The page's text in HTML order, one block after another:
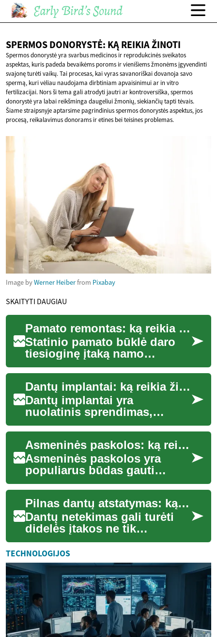
SPERMOS DONORYSTĖ: KĄREIKIA ŽINOTI
Spermos donorystė yra svarbus medicinos ir reprodukcinės sveikatos
aspektas, kuris padeda bevaikėms poroms ir vienišiems žmonėms įgyvendinti
svajonę turėti vaikų. Tai procesas, kai vyras savanoriškai dovanoja savo
spermą, kuri vėliau naudojama dirbtiniam apvaisinimui ar in vitro
fertilizacijai. Nors ši tema gali atrodyti jautri ar kontroversiška, spermos
donorystė yra labai reikšminga daugeliui žmonių, siekiančių tapti tėvais.
Šiame straipsnyje aptarsime pagrindinius spermos donorystės aspektus, jos
procesą, reikalavimus donorams ir etines bei teisines problemas.
Image byWerner Heiberfrom Pixabay
SKAITYTI DAUGIAU
Pamato remontas: ką reikia žinoti apie namo pamatus
Statinio pamato būklė daro
tiesioginę įtaką namo
saugumui, komfortui ir
ilgaamžiškumui. Ankstyvas
problemų atpažinima...
Dantų implantai: ką reikia žinoti prieš procedūrą
Dantų implantai yra
nuolatinis sprendimas,
skirtas pakeisti prarastus
dantis ir atkurti kramtymo
funkciją bei estetik...
Asmeninės paskolos: ką reikia žinoti prieš skolinantis
Asmeninės paskolos yra
populiarus būdas gauti
papildomų lėšų įvairiems
poreikiams patenkinti.
Nesvarbu, ar norite fin...
Pilnas dantų atstatymas: ką reikia žinoti?
Dantų netekimas gali turėti
didelės įtakos ne tik
kramtymo funkcijai, bet ir
bendrai burnos ertmės
sveikatai, estetik...
TECHNOLOGIJOS